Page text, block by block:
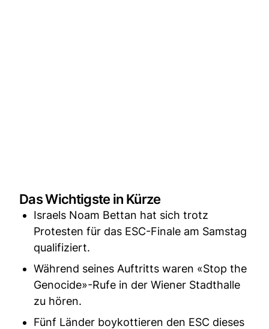
Das Wichtigste in Kürze
Israels Noam Bettan hat sich trotz
Protesten für das ESC-Finale am Samstag
qualifiziert.
Während seines Auftritts waren «Stop the
Genocide»-Rufe in der Wiener Stadthalle
zu hören.
Fünf Länder boykottieren den ESC dieses